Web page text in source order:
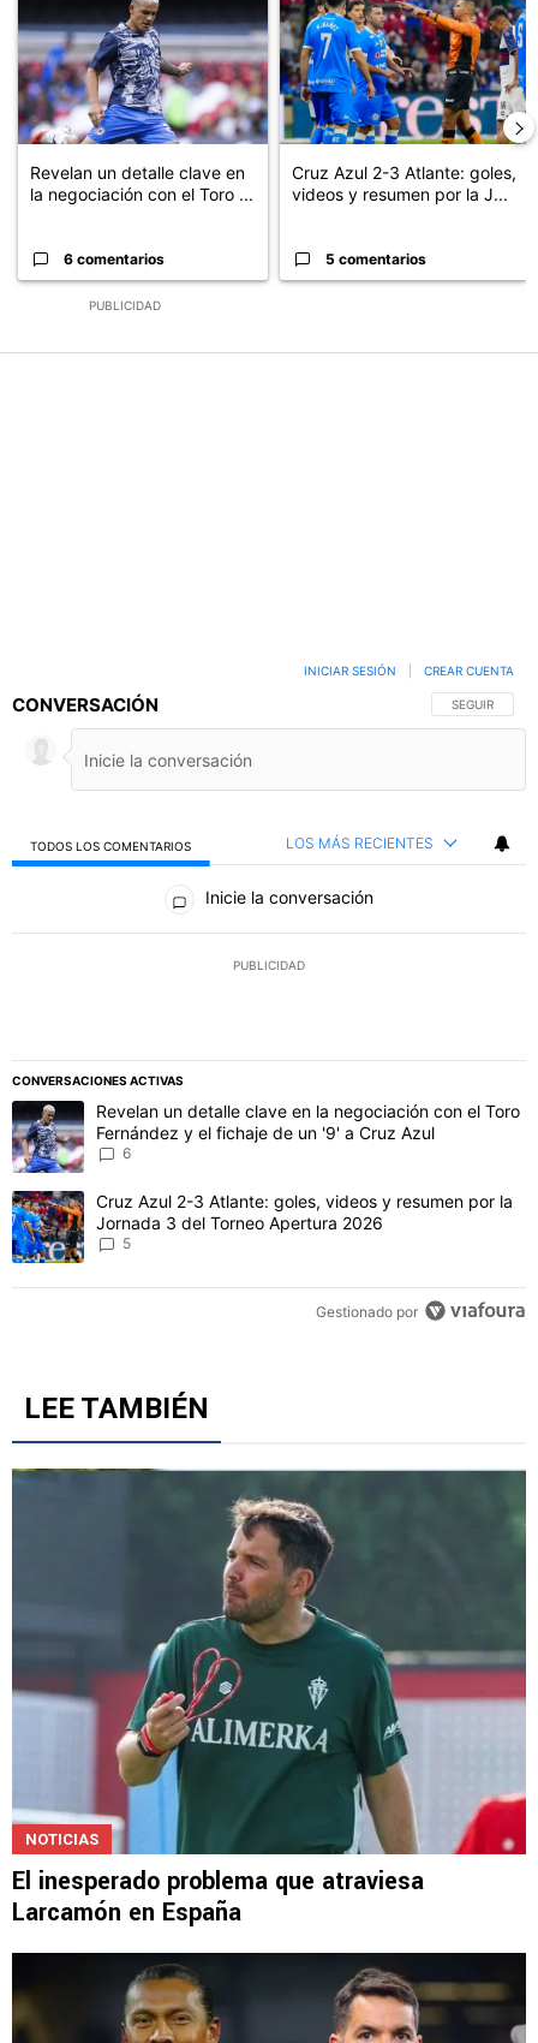
PUBLICIDAD
Revelan un detalle clave en
la negociación con el Toro ...
6 comentarios
Cruz Azul 2-3 Atlante: goles,
videos y resumen por la J...
5 comentarios
CONVERSACIÓN SIGA ESTA
SEGUIR
INICIAR SESIÓN CREAR CUENTA
TODOS LOS COMENTARIOS LOS MÁS RECIENTES
Todos los comentarios
Inicie la conversación
PUBLICIDAD
CONVERSACIONES ACTIVAS
Este listado muestra los artículos con más comentarios en los
Un artículo de tendencia con el título "Revelan un detalle clave
Revelan un detalle clave en la negociación con el Toro
Fernández y el fichaje de un '9' a Cruz Azul
6
Un artículo de tendencia con el título "Cruz Azul 2-3 Atlante:
Cruz Azul 2-3 Atlante: goles, videos y resumen por la
Jornada 3 del Torneo Apertura 2026
5
Gestionado por
LEE TAMBIÉN
NOTICIAS
El inesperado problema que atraviesa
Larcamón en España